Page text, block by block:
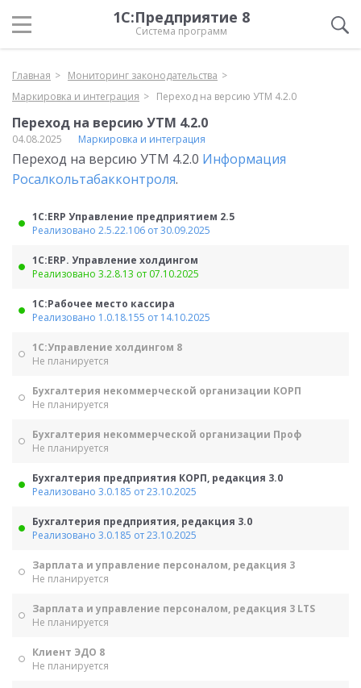
1С:Предприятие 8
Система программ
Главная
Мониторинг законодательства
Маркировка и интеграция
Переход на версию УТМ 4.2.0
Переход на версию УТМ 4.2.0
04.08.2025 Маркировка и интеграция
Переход на версию УТМ 4.2.0 Информация
Росалкольтабакконтроля.
1С:ERP Управление предприятием 2.5
Реализовано 2.5.22.106 от 30.09.2025
1С:ERP. Управление холдингом
Реализовано 3.2.8.13 от 07.10.2025
1С:Рабочее место кассира
Реализовано 1.0.18.155 от 14.10.2025
1С:Управление холдингом 8
Не планируется
Бухгалтерия некоммерческой организации КОРП
Не планируется
Бухгалтерия некоммерческой организации Проф
Не планируется
Бухгалтерия предприятия КОРП, редакция 3.0
Реализовано 3.0.185 от 23.10.2025
Бухгалтерия предприятия, редакция 3.0
Реализовано 3.0.185 от 23.10.2025
Зарплата и управление персоналом, редакция 3
Не планируется
Зарплата и управление персоналом, редакция 3 LTS
Не планируется
Клиент ЭДО 8
Не планируется